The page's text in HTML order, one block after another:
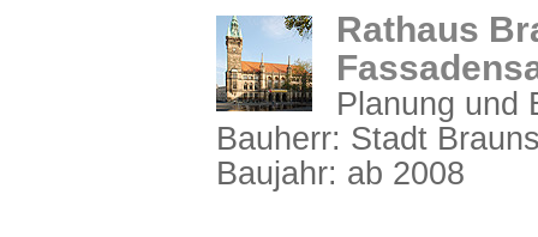
Rathaus
Planung und
Bauherr: Stadt
Baujahr: ab 2008